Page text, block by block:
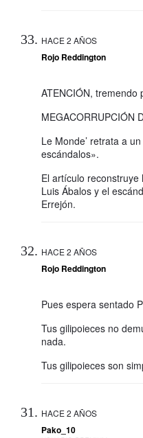
HACE 2 AÑOS
Rojo Reddington
ATENCIÓN, tremendo
MEGACORRUPCIÓN
Le Monde’ retrata a
escándalos».
El artículo
Luis Ábalos y el
Errejón.
HACE 2 AÑOS
Rojo Reddington
Pues espera sentado
Tus gilipoieces no
nada.
Tus gilipoieces son
HACE 2 AÑOS
Pako_10